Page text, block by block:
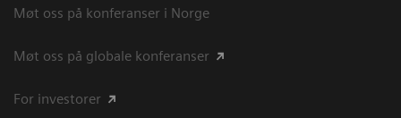
Møt oss på konferanser i Norge
Møt oss på globale konferanser
For investorer